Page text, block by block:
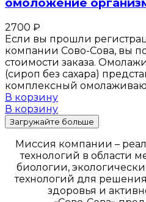
омоложение
2700 ₽
Если вы прошли
компании Сово-Сова, вы
стоимости заказа.
(сироп без сахара)
комплексный
В корзину
В корзину
Загружайте больше
Миссия компании –
технологий в области
биологии,
технологий для
здоровья и